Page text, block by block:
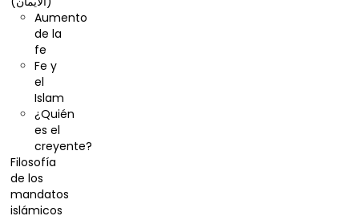
Aumento
de la
fe
Fe y
el
Islam
¿Quién
es el
creyente?
Filosofía
de los
mandatos
islámicos